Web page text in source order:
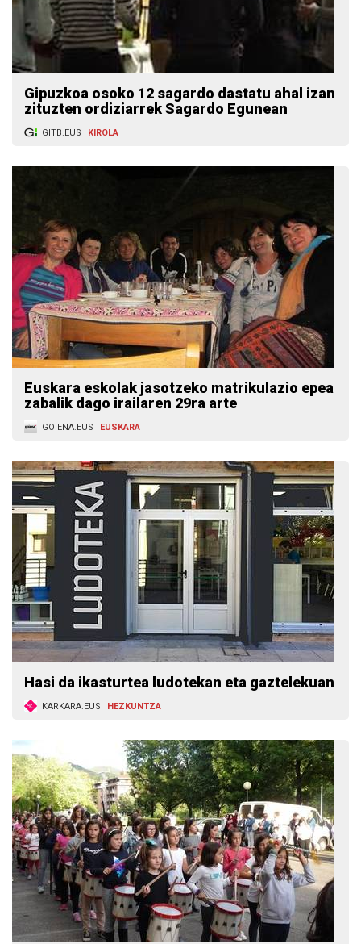
Gipuzkoa osoko 12 sagardo dastatu ahal izan
zituzten ordiziarrek Sagardo Egunean
GITB.EUS KIROLA
Euskara eskolak jasotzeko matrikulazio epea
zabalik dago irailaren 29ra arte
GOIENA.EUS EUSKARA
Hasi da ikasturtea ludotekan eta gaztelekuan
KARKARA.EUS HEZKUNTZA